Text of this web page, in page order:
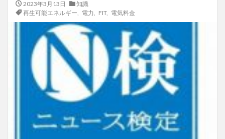
2023年3月13日
知識
再生可能エネルギー
電力 FIT, 電気料金